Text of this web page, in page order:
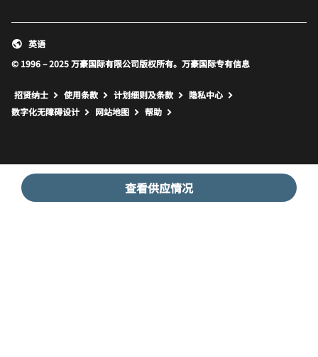
查看供应情况
© 1996 – 2025 万豪国际有限公司版权所有。万豪国际专有信息
英语
招贤纳士 使用条款 计划细则及条款
隐私中心
数字化无障碍设计
网站地图 打开新窗口
帮助